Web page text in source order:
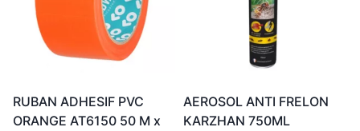
RUBAN ADHESIF PVC
ORANGE AT6150 50 M x
AEROSOL ANTI FRELON
KARZHAN 750ML